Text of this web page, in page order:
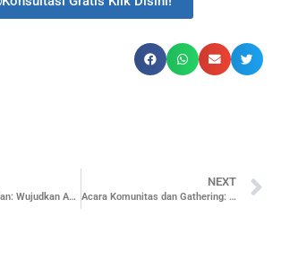
EO Creative Medan: Wujudkan Acara Spektakuler dengan Sentuhan Kreatif
NEXT
Acara Komunitas dan Gathering: Cara Seru Membangun Relasi